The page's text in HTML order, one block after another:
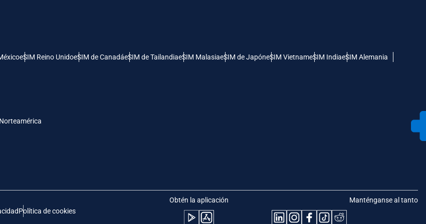
eSIM Reino UnidoeSIM de CanadáeSIM de TailandiaeSIM MalasiaeSIM de JapóneSIM VietnameSIM IndiaeSIM Alemania
Política de cookies
Obtén la aplicación Manténganse al tanto